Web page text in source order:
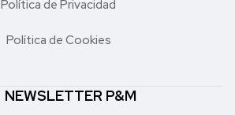
Política de Privacidad
Política de Cookies
NEWSLETTER P&M